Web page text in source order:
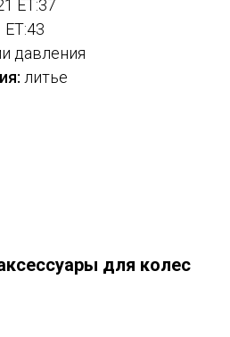
ET:37
давления
литье
для колес